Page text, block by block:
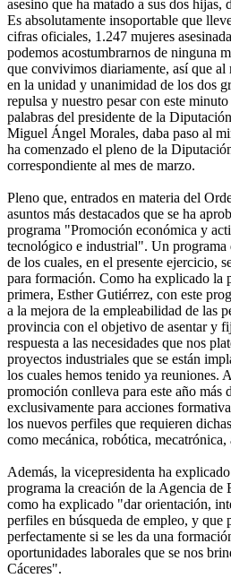
asesino que ha matado a sus dos
Es absolutamente insoportable que
cifras oficiales, 1.247 mujeres
podemos acostumbrarnos de ninguna
que convivimos diariamente, así que al
en la unidad y unanimidad de los dos
repulsa y nuestro pesar con este
palabras del presidente de la
Miguel Ángel Morales, daba paso al
ha comenzado el pleno de la
correspondiente al mes de marzo.
Pleno que, entrados en materia del
asuntos más destacados que se ha
programa "Promoción económica y
tecnológico e industrial". Un programa
de los cuales, en el presente ejercicio,
para formación. Como ha explicado la
primera, Esther Gutiérrez, con este
a la mejora de la empleabilidad de las
provincia con el objetivo de asentar y
respuesta a las necesidades que nos
proyectos industriales que se están
los cuales hemos tenido ya reuniones.
promoción conlleva para este año más
exclusivamente para acciones
los nuevos perfiles que requieren
como mecánica, robótica,
Además, la vicepresidenta ha
programa la creación de la Agencia de
como ha explicado "dar orientación,
perfiles en búsqueda de empleo, y que
perfectamente si se les da una
oportunidades laborales que se nos
Cáceres".